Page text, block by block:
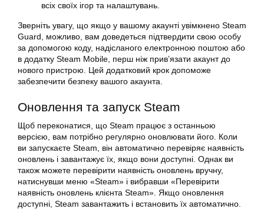
всіх своїх ігор та налаштувань.
Зверніть увагу, що якщо у вашому акаунті увімкнено Steam
Guard, можливо, вам доведеться підтвердити свою особу
за допомогою коду, надісланого електронною поштою або
в додатку Steam Mobile, перш ніж прив’язати акаунт до
нового пристрою. Цей додатковий крок допоможе
забезпечити безпеку вашого акаунта.
Оновлення та запуск Steam
Щоб переконатися, що Steam працює з останньою
версією, вам потрібно регулярно оновлювати його. Коли
ви запускаєте Steam, він автоматично перевіряє наявність
оновлень і завантажує їх, якщо вони доступні. Однак ви
також можете перевірити наявність оновлень вручну,
натиснувши меню «Steam» і вибравши «Перевірити
наявність оновлень клієнта Steam». Якщо оновлення
доступні, Steam завантажить і встановить їх автоматично.